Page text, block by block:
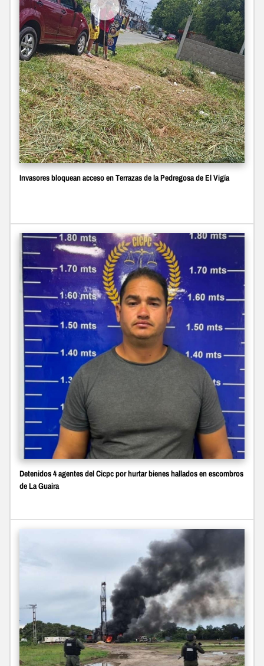
Invasores bloquean acceso en Terrazas de la Pedregosa de El Vigía
Detenidos 4 agentes del Cicpc por hurtar bienes hallados en escombros
de La Guaira